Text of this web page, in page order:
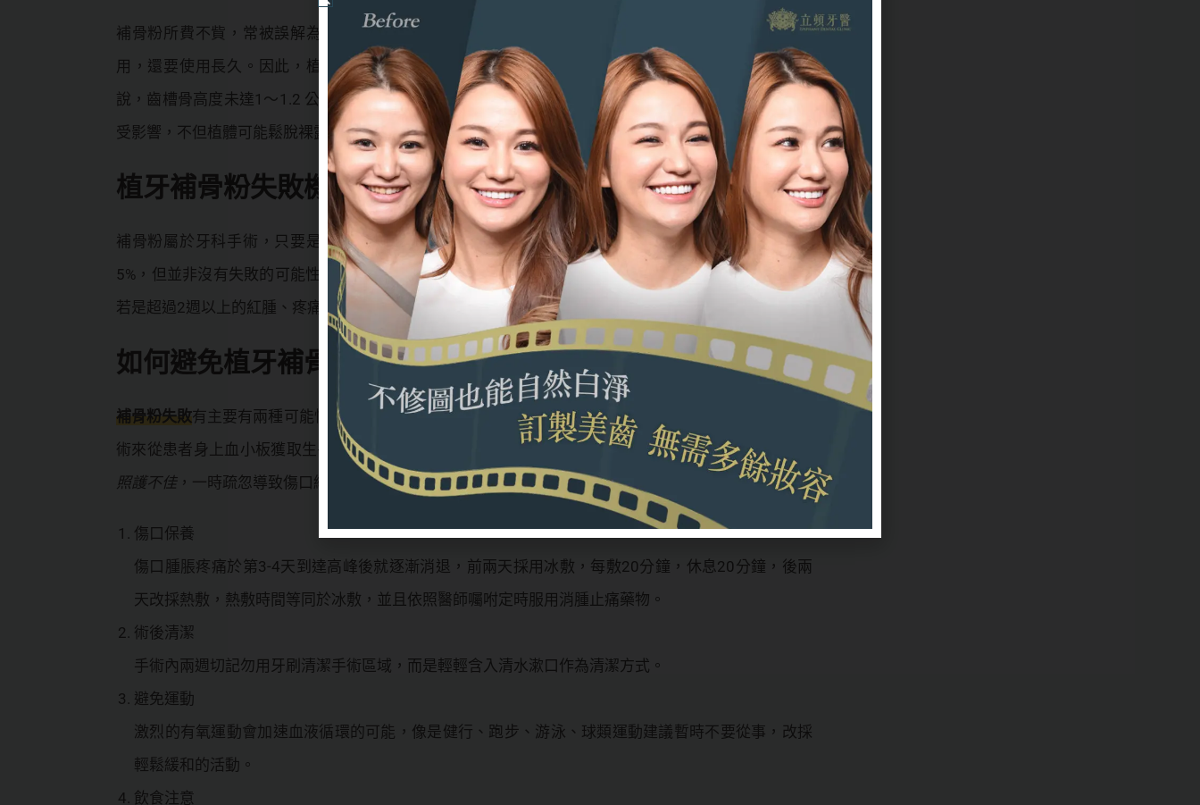
補骨粉所費不貲，常被誤解為醫師想賺錢，事實上並非如此。由於大家對植牙的期盼不單只是堅固耐
用，還要使用長久。因此，植牙對於各方各面的條件都是要求十分嚴格。就以齒槽骨的高度、寬度來
說，齒槽骨高度未達1～1.2 公分，寬度未達0.6～0.7 公分的情況下還堅持要植入植體，植牙的耐用度深
受影響，不但植體可能鬆脫裸露，上方的假牙還無法承受龐大的咬合力，最終使咬合咀嚼功能受影響。
植牙補骨粉失敗機率高嗎？失敗會怎樣？
補骨粉屬於牙科手術，只要是手術都有風險，基本上現今的補骨手術成功機率相當高，失敗機率不到
5%，但並非沒有失敗的可能性。至於該如何察覺異狀?醫師表示術後1-2週內的為照護傷口的關鍵時期。
若是超過2週以上的紅腫、疼痛，甚至傷口無法癒合的狀況，就可能代表著
如何避免植牙補骨粉失敗呢？
補骨粉失敗有主要有兩種可能性，極少數發生的個案是外來來源的骨粉有所排斥，醫師會採取RCF補骨技
術來從患者身上血小板獲取生長因子，進一步降低骨粉排斥風險。大部分失敗的原因，都來自於
照護不佳，一時疏忽導致傷口細菌感染、癒合不易的狀況發生。以下四點做法避免 。
傷口保養
傷口腫脹疼痛於第3-4天到達高峰後就逐漸消退，前兩天採用冰敷，每敷20分鐘，休息20分鐘，後兩
天改採熱敷，熱敷時間等同於冰敷，並且依照醫師囑咐定時服用消腫止痛藥物。
術後清潔
手術內兩週切記勿用牙刷清潔手術區域，而是輕輕含入清水漱口作為清潔方式。
避免運動
激烈的有氧運動會加速血液循環的可能，像是健行、跑步、游泳、球類運動建議暫時不要從事，改採
輕鬆緩和的活動。
飲食注意